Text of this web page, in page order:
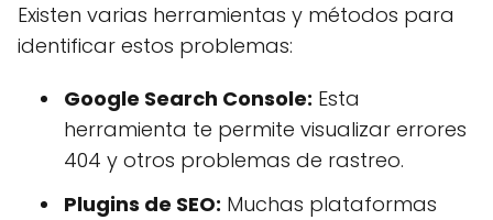
Existen varias herramientas y métodos para
identificar estos problemas:
Google Search Console: Esta
herramienta te permite visualizar errores
404 y otros problemas de rastreo.
Plugins de SEO: Muchas plataformas